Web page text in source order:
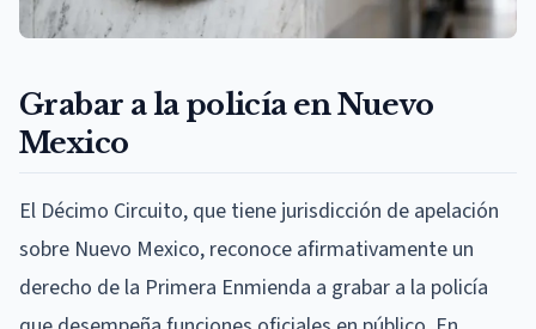
Grabar a la policía en Nuevo
Mexico
El Décimo Circuito, que tiene jurisdicción de apelación
sobre Nuevo Mexico, reconoce afirmativamente un
derecho de la Primera Enmienda a grabar a la policía